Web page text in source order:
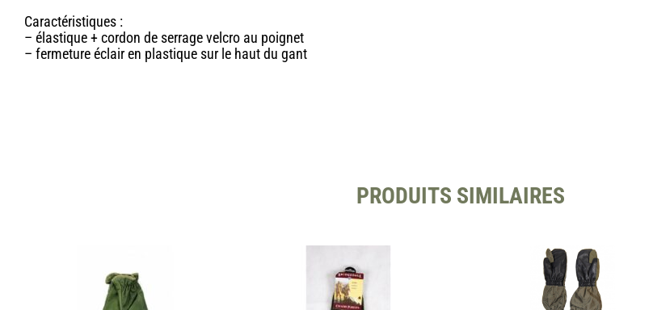
Caractéristiques :
– élastique + cordon de serrage velcro au poignet
– fermeture éclair en plastique sur le haut du gant
PRODUITS SIMILAIRES